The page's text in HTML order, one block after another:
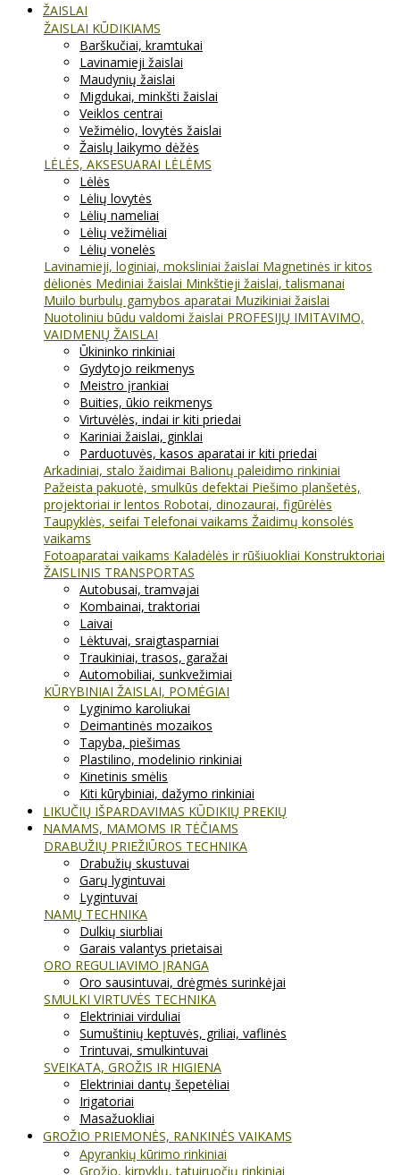
ŽAISLAI
ŽAISLAI KŪDIKIAMS
Barškučiai, kramtukai
Lavinamieji žaislai
Maudynių žaislai
Migdukai, minkšti žaislai
Veiklos centrai
Vežimėlio, lovytės žaislai
Žaislų laikymo dėžės
LĖLĖS, AKSESUARAI LĖLĖMS
Lėlės
Lėlių lovytės
Lėlių nameliai
Lėlių vežimėliai
Lėlių vonelės
Lavinamieji, loginiai, moksliniai žaislai Magnetinės ir kitos
dėlionės Mediniai žaislai Minkštieji žaislai, talismanai
Muilo burbulų gamybos aparatai Muzikiniai žaislai
Nuotoliniu būdu valdomi žaislai PROFESIJŲ IMITAVIMO,
VAIDMENŲ ŽAISLAI
Ūkininko rinkiniai
Gydytojo reikmenys
Meistro įrankiai
Buities, ūkio reikmenys
Virtuvėlės, indai ir kiti priedai
Kariniai žaislai, ginklai
Parduotuvės, kasos aparatai ir kiti priedai
Arkadiniai, stalo žaidimai Balionų paleidimo rinkiniai
Pažeista pakuotė, smulkūs defektai Piešimo planšetės,
projektoriai ir lentos Robotai, dinozaurai, figūrėlės
Taupyklės, seifai Telefonai vaikams Žaidimų konsolės
vaikams
Fotoaparatai vaikams Kaladėlės ir rūšiuokliai Konstruktoriai
ŽAISLINIS TRANSPORTAS
Autobusai, tramvajai
Kombainai, traktoriai
Laivai
Lėktuvai, sraigtasparniai
Traukiniai, trasos, garažai
Automobiliai, sunkvežimiai
KŪRYBINIAI ŽAISLAI, POMĖGIAI
Lyginimo karoliukai
Deimantinės mozaikos
Tapyba, piešimas
Plastilino, modelinio rinkiniai
Kinetinis smėlis
Kiti kūrybiniai, dažymo rinkiniai
LIKUČIŲ IŠPARDAVIMAS KŪDIKIŲ PREKIŲ
NAMAMS, MAMOMS IR TĖČIAMS
DRABUŽIŲ PRIEŽIŪROS TECHNIKA
Drabužių skustuvai
Garų lygintuvai
Lygintuvai
NAMŲ TECHNIKA
Dulkių siurbliai
Garais valantys prietaisai
ORO REGULIAVIMO ĮRANGA
Oro sausintuvai, drėgmės surinkėjai
SMULKI VIRTUVĖS TECHNIKA
Elektriniai virduliai
Sumuštinių keptuvės, griliai, vaflinės
Trintuvai, smulkintuvai
SVEIKATA, GROŽIS IR HIGIENA
Elektriniai dantų šepetėliai
Irigatoriai
Masažuokliai
GROŽIO PRIEMONĖS, RANKINĖS VAIKAMS
Apyrankių kūrimo rinkiniai
Grožio, kirpyklų, tatuiruočių rinkiniai